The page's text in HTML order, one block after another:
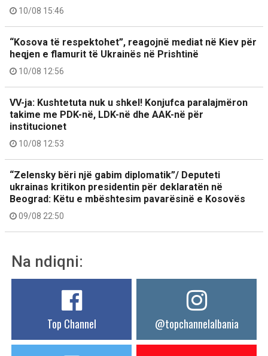
10/08 15:46
“Kosova të respektohet”, reagojnë mediat në Kiev për
heqjen e flamurit të Ukrainës në Prishtinë
10/08 12:56
VV-ja: Kushtetuta nuk u shkel! Konjufca paralajmëron
takime me PDK-në, LDK-në dhe AAK-në për
institucionet
10/08 12:53
“Zelensky bëri një gabim diplomatik”/ Deputeti
ukrainas kritikon presidentin për deklaratën në
Beograd: Këtu e mbështesim pavarësinë e Kosovës
09/08 22:50
Na ndiqni:
Top Channel @topchannelalbania